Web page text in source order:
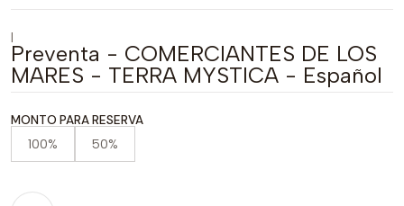
|
Preventa - COMERCIANTES DE LOS
MARES - TERRA MYSTICA - Español
MONTO PARA RESERVA
100% 50%